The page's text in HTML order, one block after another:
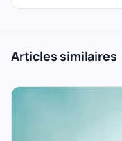
Articles similaires